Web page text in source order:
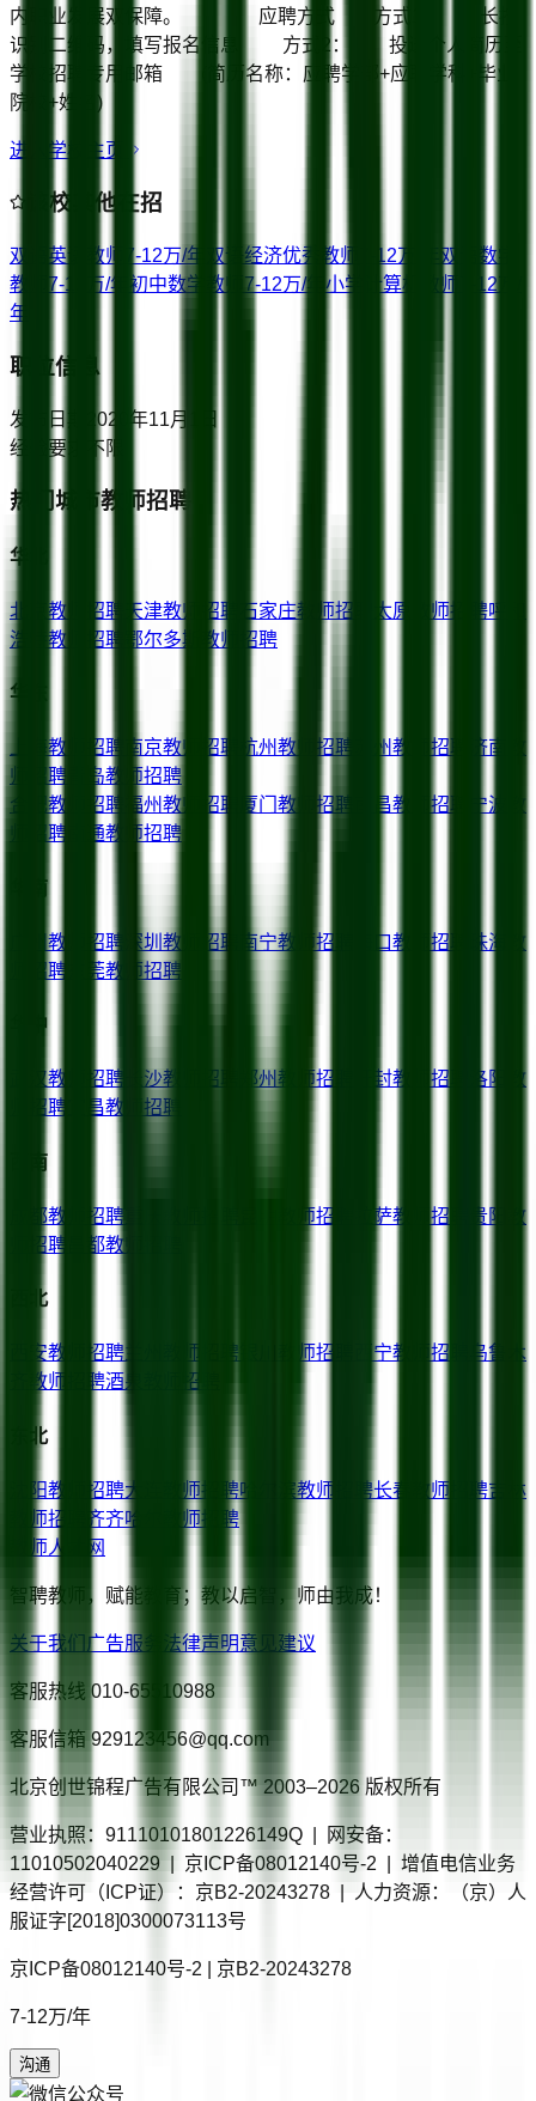
内职业发展双保障。 应聘方式 方式1： 长按
识别二维码，填写报名信息 方式2： 投送个人简历至
学校招聘专用邮箱 (简历名称：应聘学部+应聘学科+毕业
院校+姓名)
进入学校主页
该校其他在招
双语英语教师 7-12万/年 双语经济优秀教师 7-12万/年
双语数学
教师 7-12万/年 初中数学教师 7-12万/年 小学计算机教师
7-12万/
年
职位信息
发布日期
2020年11月1日
经验要求
不限
热门城市教师招聘
华北
北京 教师招聘 天津教师招聘 石家庄教师招聘 太原 教师招聘呼和
浩特 教师招聘 鄂尔多斯 教师招聘
华东
教师招聘 南京教师招聘 杭州教师招聘 苏州教师招聘 济南
师招聘
青岛教师招聘
合肥教师招聘 福州教师招聘 厦门 教师招聘 南昌教师招聘 宁波
师招聘
南通教师招聘
华南
教师招聘 深圳 教师招聘 南宁教师招聘 海口教师招聘 珠海
教
师招聘
东莞教师招聘
华中
武汉教师招聘 长沙教师招聘 郑州教师招聘 开封教师招聘 洛阳
教
师招聘
宜昌教师招聘
西南
成都教师招聘 教师招聘 拉萨教师招聘 贵阳
教
师招聘
昌都教师招聘
西北
西安教师招聘兰州 教师招聘 教师招聘 西宁教师招聘
乌鲁木
教师招聘酒泉 教师招聘
东北
沈阳教师招聘大连 教师招聘哈尔滨教师招聘长春 教师招聘吉林
教师招聘
齐齐哈尔
教师招聘
教师人才网
智聘教师，赋能教育；教以启智，师由我成！
关于我们 广告服务 法律声明意见建议
客服热线 010-65510988
客服信箱 929123456@qq.com
北京创世锦程广告有限公司™ 2003–2026 版权所有
营业执照：91110101801226149Q | 网安备：
11010502040229 | 京ICP备08012140号-2 | 增值电信业务
经营许可（ICP证）：京B2-20243278 | 人力资源：（京）人
服证字[2018]0300073113号
京ICP备08012140号-2 | 京B2-20243278
7-12万/年
沟通